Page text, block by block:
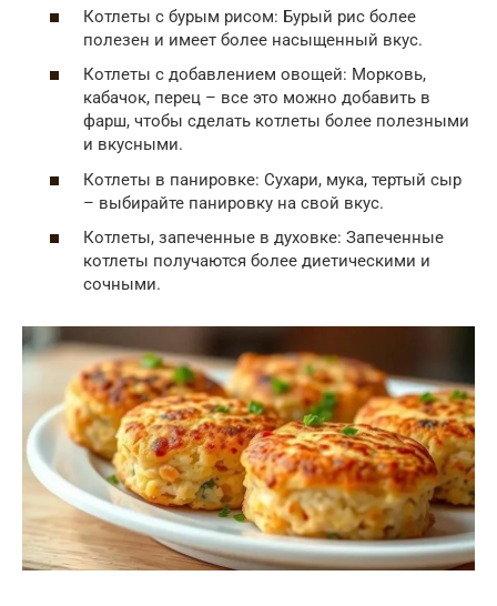
Котлеты с бурым рисом: Бурый рис более
полезен и имеет более насыщенный вкус.
Котлеты с добавлением овощей: Морковь,
кабачок, перец – все это можно добавить в
фарш, чтобы сделать котлеты более полезными
и вкусными.
Котлеты в панировке: Сухари, мука, тертый сыр
– выбирайте панировку на свой вкус.
Котлеты, запеченные в духовке: Запеченные
котлеты получаются более диетическими и
сочными.